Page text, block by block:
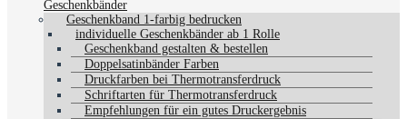
Geschenkbänder
Geschenkband 1-farbig bedrucken
individuelle Geschenkbänder ab 1 Rolle
Geschenkband gestalten & bestellen
Doppelsatinbänder Farben
Druckfarben bei Thermotransferdruck
Schriftarten für Thermotransferdruck
Empfehlungen für ein gutes Druckergebnis